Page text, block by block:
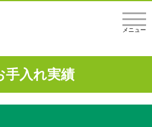
メニュー
手入れ実績